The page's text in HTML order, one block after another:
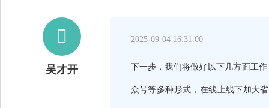

吴才开
2025-09-04 16:31:00
下一步，我们将做好以下几方面工
众号等多种形式，在线上线下加大